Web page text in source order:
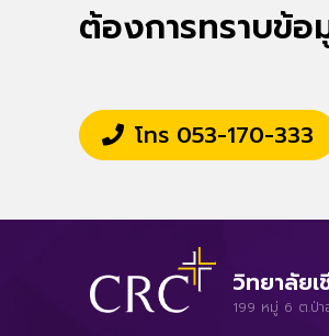
ต้องการทราบข้อ
โทร 053-170-333
วิทยาลัยเ
199 หมู่ 6 ต.ป่